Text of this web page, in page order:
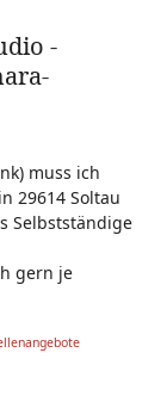
-
muss ich
29614 Soltau
Selbstständige
gern je